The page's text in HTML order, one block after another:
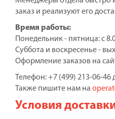
заказ и реализуют его
Время работы:
Понедельник - пятница: с
Суббота и воскресенье -
Оформление заказов на
Телефон: +7 (499) 213-06-46
Также пишите нам на
Условия